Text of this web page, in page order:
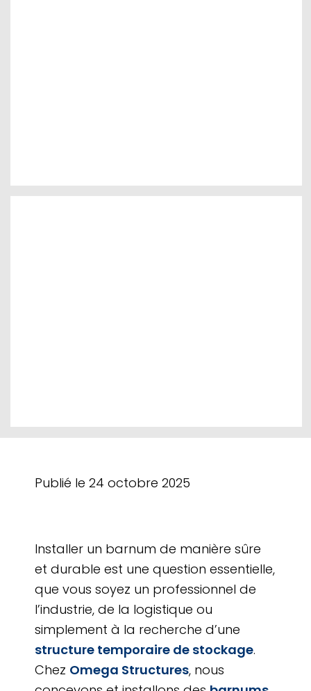
Publié le 24 octobre 2025
Installer un barnum de manière sûre
et durable est une question essentielle,
que vous soyez un professionnel de
l’industrie, de la logistique ou
simplement à la recherche d’une
structure temporaire de stockage.
Chez Omega Structures, nous